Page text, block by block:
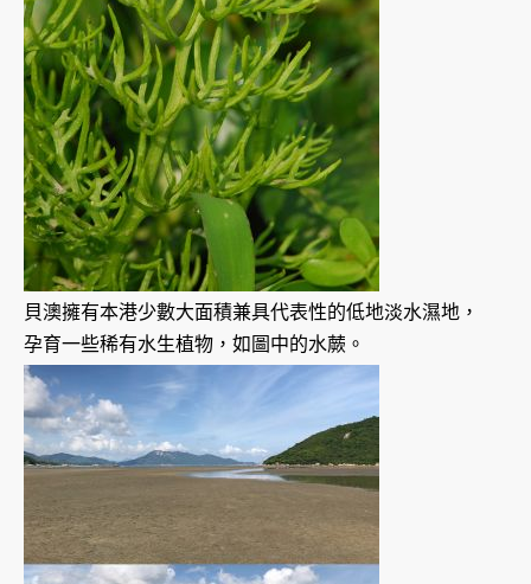
貝澳擁有本港少數大面積兼具代表性的低地淡水濕地，
孕育一些稀有水生植物，如圖中的水蕨。